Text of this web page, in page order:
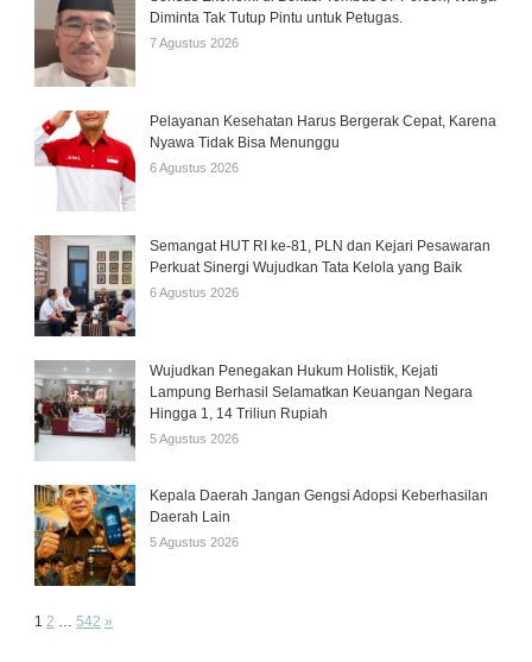
Diminta Tak Tutup Pintu untuk Petugas.
7 Agustus 2026
Pelayanan Kesehatan Harus Bergerak Cepat, Karena
Nyawa Tidak Bisa Menunggu
6 Agustus 2026
Semangat HUT RI ke-81, PLN dan Kejari Pesawaran
Perkuat Sinergi Wujudkan Tata Kelola yang Baik
6 Agustus 2026
Wujudkan Penegakan Hukum Holistik, Kejati
Lampung Berhasil Selamatkan Keuangan Negara
Hingga 1, 14 Triliun Rupiah
5 Agustus 2026
Kepala Daerah Jangan Gengsi Adopsi Keberhasilan
Daerah Lain
5 Agustus 2026
Page:
1 2 … 542 Next
»